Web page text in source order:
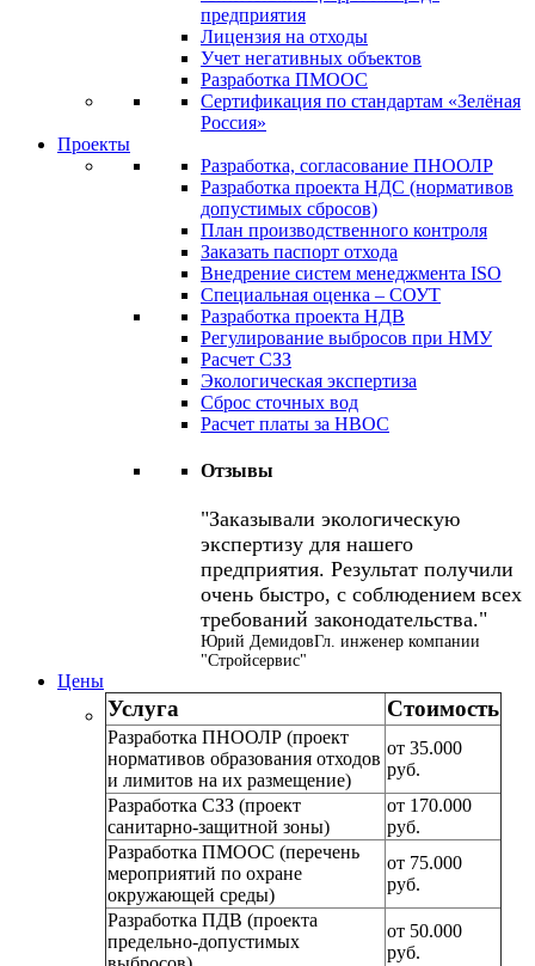
предприятия
Лицензия на отходы
Учет негативных объектов
Разработка ПМООС
Сертификация по стандартам «Зелёная
Россия»
Проекты
Разработка, согласование ПНООЛР
Разработка проекта НДС (нормативов
допустимых сбросов)
План производственного контроля
Заказать паспорт отхода
Внедрение систем менеджмента ISO
Специальная оценка – СОУТ
Разработка проекта НДВ
Регулирование выбросов при НМУ
Расчет СЗЗ
Экологическая экспертиза
Сброс сточных вод
Расчет платы за НВОС
Отзывы
Заказывали экологическую
экспертизу для нашего
предприятия. Результат получили
очень быстро, с соблюдением всех
требований законодательства.
Юрий ДемидовГл. инженер компании
"Стройсервис"
Цены
Услуга Стоимость
Разработка ПНООЛР (проект
нормативов образования отходов
и лимитов на их размещение)
от 35.000
руб.
Разработка СЗЗ (проект
санитарно-защитной зоны)
от 170.000
руб.
Разработка ПМООС (перечень
мероприятий по охране
окружающей среды)
от 75.000
руб.
Разработка ПДВ (проекта
предельно-допустимых
от 50.000
руб.